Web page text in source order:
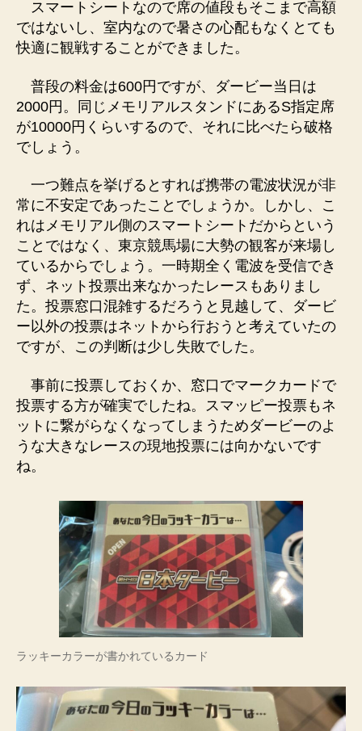
スマートシートなので席の値段もそこまで高額
ではないし、室内なので暑さの心配もなくとても
快適に観戦することができました。
普段の料金は600円ですが、ダービー当日は
2000円。同じメモリアルスタンドにあるS指定席
が10000円くらいするので、それに比べたら破格
でしょう。
一つ難点を挙げるとすれば携帯の電波状況が非
常に不安定であったことでしょうか。しかし、こ
れはメモリアル側のスマートシートだからという
ことではなく、東京競馬場に大勢の観客が来場し
ているからでしょう。一時期全く電波を受信でき
ず、ネット投票出来なかったレースもありまし
た。投票窓口混雑するだろうと見越して、ダービ
ー以外の投票はネットから行おうと考えていたの
ですが、この判断は少し失敗でした。
事前に投票しておくか、窓口でマークカードで
投票する方が確実でしたね。スマッピー投票もネ
ットに繋がらなくなってしまうためダービーのよ
うな大きなレースの現地投票には向かないです
ね。
ラッキーカラーが書かれているカード